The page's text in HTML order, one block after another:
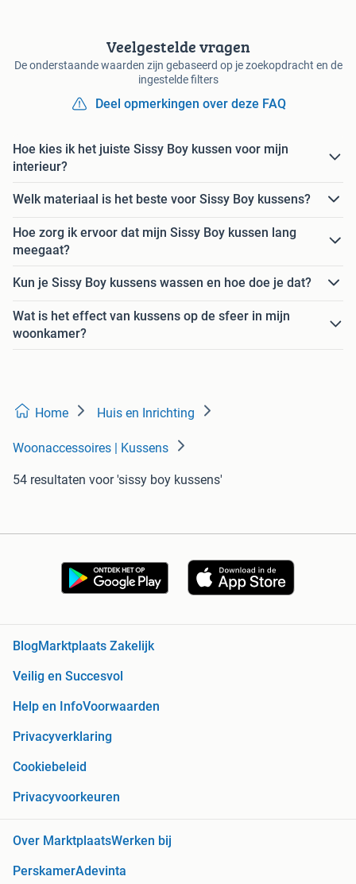
Veelgestelde vragen
De onderstaande waarden zijn gebaseerd op je zoekopdracht en de
ingestelde filters
Deel opmerkingen over deze FAQ
Hoe kies ik het juiste Sissy Boy kussen voor mijn
interieur?
Welk materiaal is het beste voor Sissy Boy kussens?
Hoe zorg ik ervoor dat mijn Sissy Boy kussen lang
meegaat?
Kun je Sissy Boy kussens wassen en hoe doe je dat?
Wat is het effect van kussens op de sfeer in mijn
woonkamer?
Home Huis en Inrichting
Woonaccessoires | Kussens
54 resultaten voor 'sissy boy kussens'
BlogMarktplaats Zakelijk
Veilig en Succesvol
Help en InfoVoorwaarden
Privacyverklaring
Cookiebeleid
Privacyvoorkeuren
Over MarktplaatsWerken bij
PerskamerAdevinta